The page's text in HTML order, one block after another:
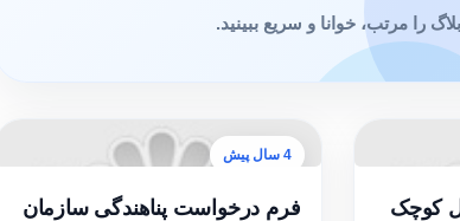
را مرتب، خوانا و سریع ببینید.
کوچک
4 سال پیش
فرم درخواست پناهندگی سازمان